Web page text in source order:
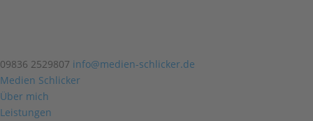
09836 2529807 info@medien-schlicker.de
Medien Schlicker
Über mich
Leistungen